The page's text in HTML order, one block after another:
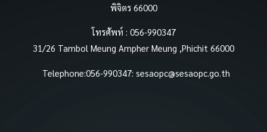
พิจิตร 66000
โทรศัพท์ : 056-990347
31/26 Tambol Meung Ampher Meung ,Phichit 66000
Telephone:056-990347: sesaopc@sesaopc.go.th